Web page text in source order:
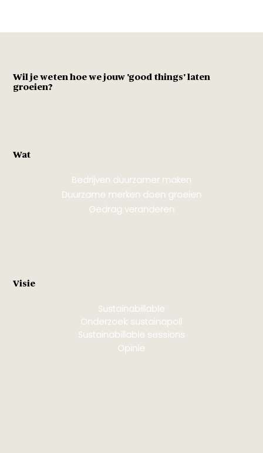
Wil je weten hoe we jouw 'good things' laten
groeien?
Visie
Sustainabillable
Onderzoek: sustainapoll
Sustainabillable sessions
Opinie
Wat
Bedrijven duurzamer maken
Duurzame merken doen groeien
Gedrag veranderen